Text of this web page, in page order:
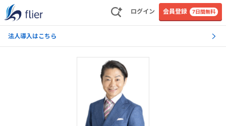
ログイン 会員登録 7日間無料
法人導入はこちら